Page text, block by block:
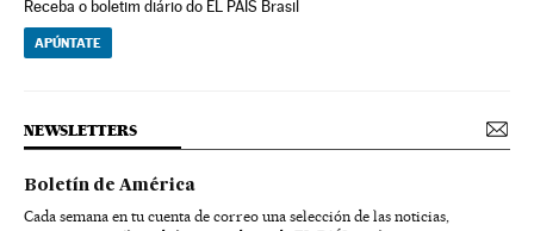
Receba o boletim diário do EL PAÍS Brasil
APÚNTATE
NEWSLETTERS
Boletín de América
Cada semana en tu cuenta de correo una selección de las noticias,